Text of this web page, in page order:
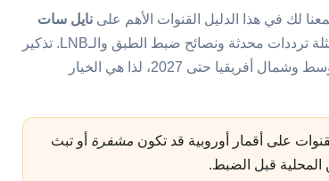
نايل سات
، مع أمثلة ترددات محدثة ونصائح ضبط الطبق والـLNB. تذكير
هي صاحبة الحقوق في الشرق الأوسط وشمال أفريقيا حتى 2027، لذا هي الخيار
على أقمار أوروبية قد تكون مشفرة أو تبث
المحلية قبل الضبط.